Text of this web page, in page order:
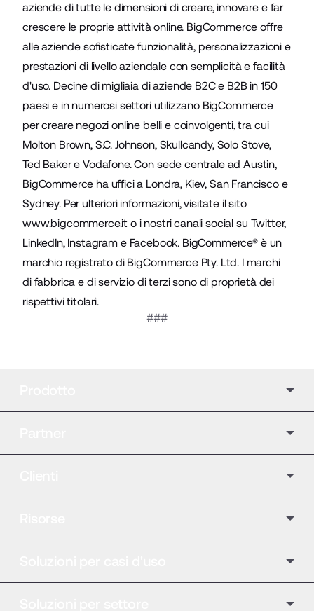
aziende di tutte le dimensioni di creare, innovare e far
crescere le proprie attività online. BigCommerce offre
alle aziende sofisticate funzionalità, personalizzazioni e
prestazioni di livello aziendale con semplicità e facilità
d'uso. Decine di migliaia di aziende B2C e B2B in 150
paesi e in numerosi settori utilizzano BigCommerce
per creare negozi online belli e coinvolgenti, tra cui
Molton Brown, S.C. Johnson, Skullcandy, Solo Stove,
Ted Baker e Vodafone. Con sede centrale ad Austin,
BigCommerce ha uffici a Londra, Kiev, San Francisco e
Sydney. Per ulteriori informazioni, visitate il sito
www.bigcommerce.it o i nostri canali social su Twitter,
LinkedIn, Instagrame Facebook. BigCommerce® è un
marchio registrato di BigCommerce Pty. Ltd. I marchi
di fabbrica e di servizio di terzi sono di proprietà dei
rispettivi titolari.
###